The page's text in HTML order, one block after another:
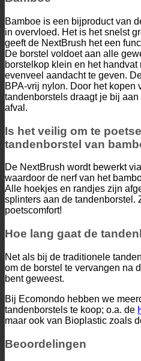
Bamboe is een bijproduct van
in overvloed. Het is het snelst
geeft de NextBrush het een
De borstel voldoet aan alle
borstelkop klein en het
evenveel aandacht te geven.
BPA-vrij nylon. Door het kopen
tandenborstels draagt je bij
afval.
Is het veilig om te
tandenborstel van
De NextBrush wordt bewerkt
waardoor de nerf van het
Alle hoekjes en randjes zijn
splinters aan de tandenborstel.
poetscomfort!
Hoe lang gaat de
Net als bij de traditionele
om de borstel te vervangen na
bent geweest.
Bij Ecomondo hebben we
tandenborstels te koop; o.a. de
maar ook van Bioplastic zoals
Beoordelingen